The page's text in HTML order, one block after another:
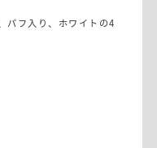
パフ入り、ホワイトの4